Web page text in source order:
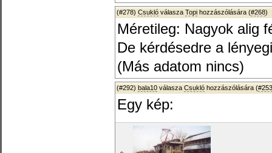
(#278) Csukló válasza Topi hozzászólására (#268)
Méretileg: Nagyok alig
De kérdésedre a
(Más adatom nincs)
(#292) bala10 válasza Csukló hozzászólására (#253
Egy kép: